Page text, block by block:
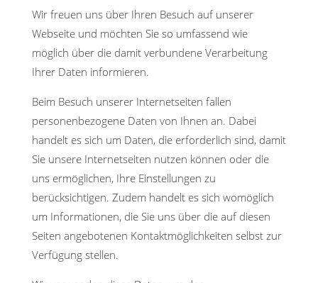
Wir freuen uns über Ihren Besuch auf unserer
Webseite und möchten Sie so umfassend wie
möglich über die damit verbundene Verarbeitung
Ihrer Daten informieren.
Beim Besuch unserer Internetseiten fallen
personenbezogene Daten von Ihnen an. Dabei
handelt es sich um Daten, die erforderlich sind, damit
Sie unsere Internetseiten nutzen können oder die
uns ermöglichen, Ihre Einstellungen zu
berücksichtigen. Zudem handelt es sich womöglich
um Informationen, die Sie uns über die auf diesen
Seiten angebotenen Kontaktmöglichkeiten selbst zur
Verfügung stellen.